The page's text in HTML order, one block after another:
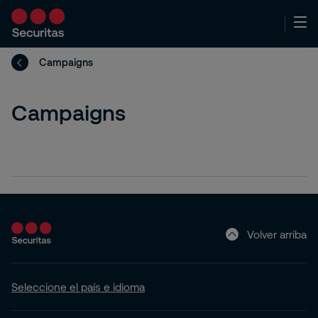
Campaigns
Campaigns
Volver arriba
Seleccione el país e idioma